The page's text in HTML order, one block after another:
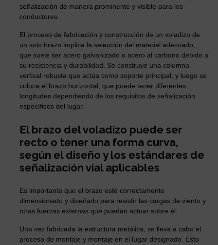
señalización de manera prominente y visible para los
conductores.
El proceso de fabricación y construcción de un voladizo de
un solo brazo implica la selección del material adecuado,
que suele ser acero galvanizado o acero al carbono debido a
su resistencia y durabilidad. Se construye una columna
vertical robusta que actúa como soporte principal, y luego se
coloca el brazo horizontal, que puede tener diferentes
longitudes dependiendo de los requisitos de señalización
específicos del lugar.
El brazo del voladizo puede ser
recto o tener una forma curva,
según el diseño y los estándares de
señalización vial aplicables
Es importante que el brazo esté correctamente
dimensionado y diseñado para resistir las cargas de viento y
otras fuerzas externas que puedan actuar sobre él.
Una vez fabricada la estructura metálica, se lleva a cabo el
proceso de montaje y montaje en el lugar designado. Esto